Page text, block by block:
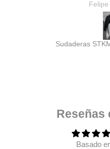
Sudaderas
Reseñas
Basado